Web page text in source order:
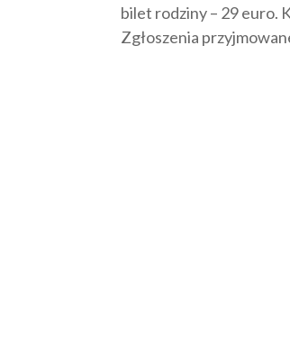
bilet rodziny – 29 euro.
Zgłoszenia